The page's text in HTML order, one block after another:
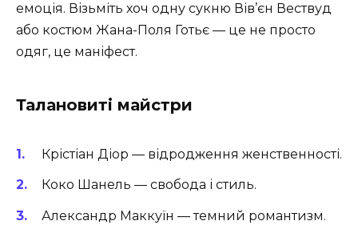
емоція. Візьміть хоч одну сукню Вів’єн Вествуд
або костюм Жана-Поля Готьє — це не просто
одяг, це маніфест.
Талановиті майстри
Крістіан Діор — відродження женственності.
Коко Шанель — свобода і стиль.
Александр Маккуїн — темний романтизм.